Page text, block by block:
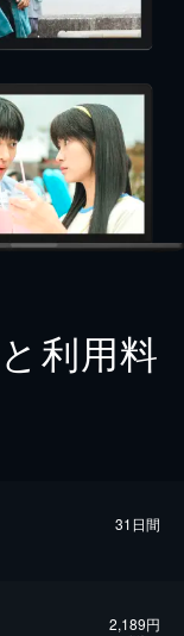
利用料
31日間
2,189円